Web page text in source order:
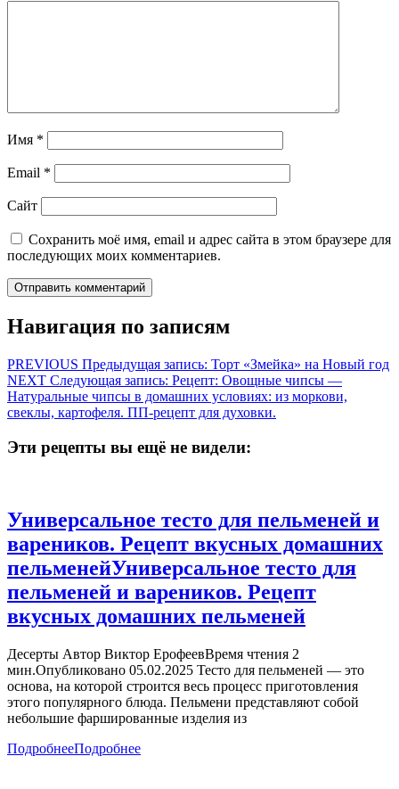
Имя *
Email *
Сайт
Сохранить моё имя, email и адрес сайта в этом браузере для
последующих моих комментариев.
Навигация по записям
PREVIOUS Предыдущая запись: Торт «Змейка» на Новый год
NEXT Следующая запись: Рецепт: Овощные чипсы —
Натуральные чипсы в домашних условиях: из моркови,
свеклы, картофеля. ПП-рецепт для духовки.
Эти рецепты вы ещё не видели:
Универсальное тесто для пельменей и
вареников. Рецепт вкусных домашних
пельменейУниверсальное тесто для
пельменей и вареников. Рецепт
вкусных домашних пельменей
Десерты Автор Виктор ЕрофеевВремя чтения 2
мин.Опубликовано 05.02.2025 Тесто для пельменей — это
основа, на которой строится весь процесс приготовления
этого популярного блюда. Пельмени представляют собой
небольшие фаршированные изделия из
ПодробнееПодробнее